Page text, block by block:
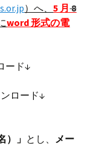
）へ、5 月8
word 形式の電
ード↓
ロード↓
）」 とし、
メー